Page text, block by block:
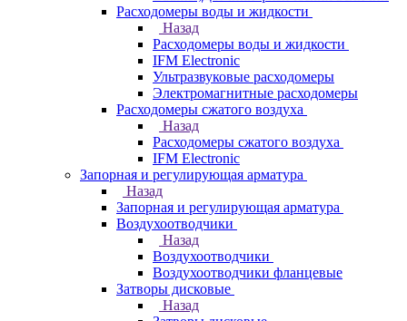
Расходомеры воды и жидкости
Назад
Расходомеры воды и жидкости
IFM Electronic
Ультразвуковые расходомеры
Электромагнитные расходомеры
Расходомеры сжатого воздуха
Назад
Расходомеры сжатого воздуха
IFM Electronic
Запорная и регулирующая арматура
Назад
Запорная и регулирующая арматура
Воздухоотводчики
Назад
Воздухоотводчики
Воздухоотводчики фланцевые
Затворы дисковые
Назад